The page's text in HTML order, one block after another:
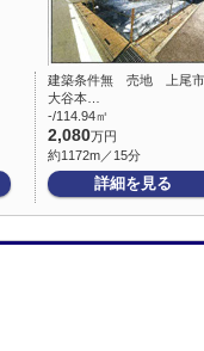
建築条件無 売地 上尾市
大谷本…
-/114.94㎡
2,080万円
約1172m／15分
詳細を見る